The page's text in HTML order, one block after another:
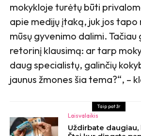
mokykloje turėtų būti
apie medijų įtaką, juk jos
mūsų gyvenimo dalimi. Tačiau
retorinį klausimą: ar tarp
daug specialistų, galinčių
jaunus žmones šia tema?“, –
Taip pat žr
Laisvalaikis
Uždirbate